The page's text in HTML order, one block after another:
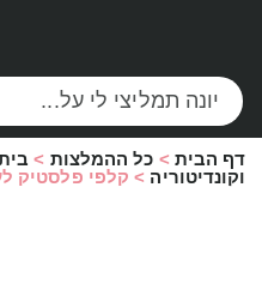
דף הבית > כל ההמלצות >
וקונדיטוריה > קלפי פלסטיק